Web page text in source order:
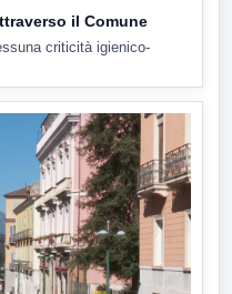
il Comune
criticità igienico-